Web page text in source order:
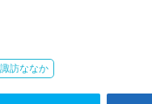
諏訪ななか